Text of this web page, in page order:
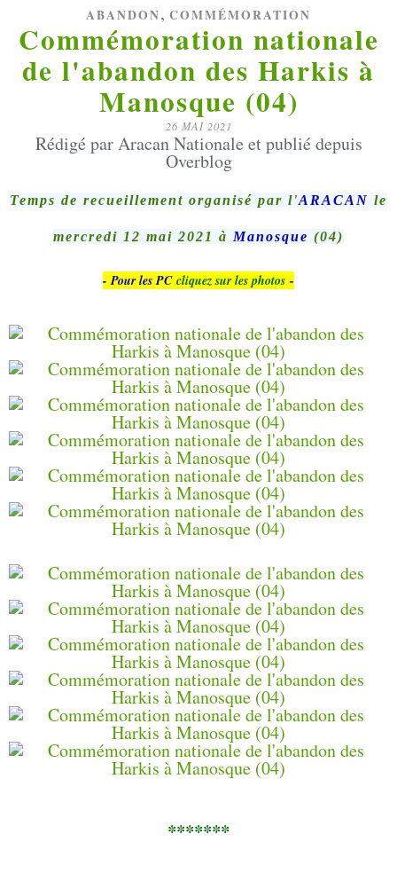
ABANDON, COMMÉMORATION
Commémoration nationale
de l'abandon des Harkis à
Manosque (04)
26 MAI 2021
Rédigé par Aracan Nationale et publié depuis
Overblog
Temps de recueillement organisé par l'ARACAN le
mercredi 12 mai 2021 à Manosque (04)
- Pour les PC cliquez sur les photos -
*******